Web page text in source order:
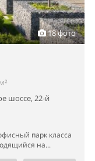
18 фото
шоссе, 22-й
парк класса
на...